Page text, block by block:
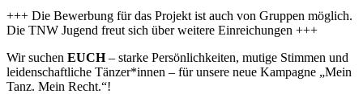
+++ Die Bewerbung für das Projekt ist auch von Gruppen möglich.
Die TNW Jugend freut sich über weitere Einreichungen +++
Wir suchen EUCH– starke Persönlichkeiten, mutige Stimmen und
leidenschaftliche Tänzer*innen – für unsere neue Kampagne „Mein
Tanz. Mein Recht.“!